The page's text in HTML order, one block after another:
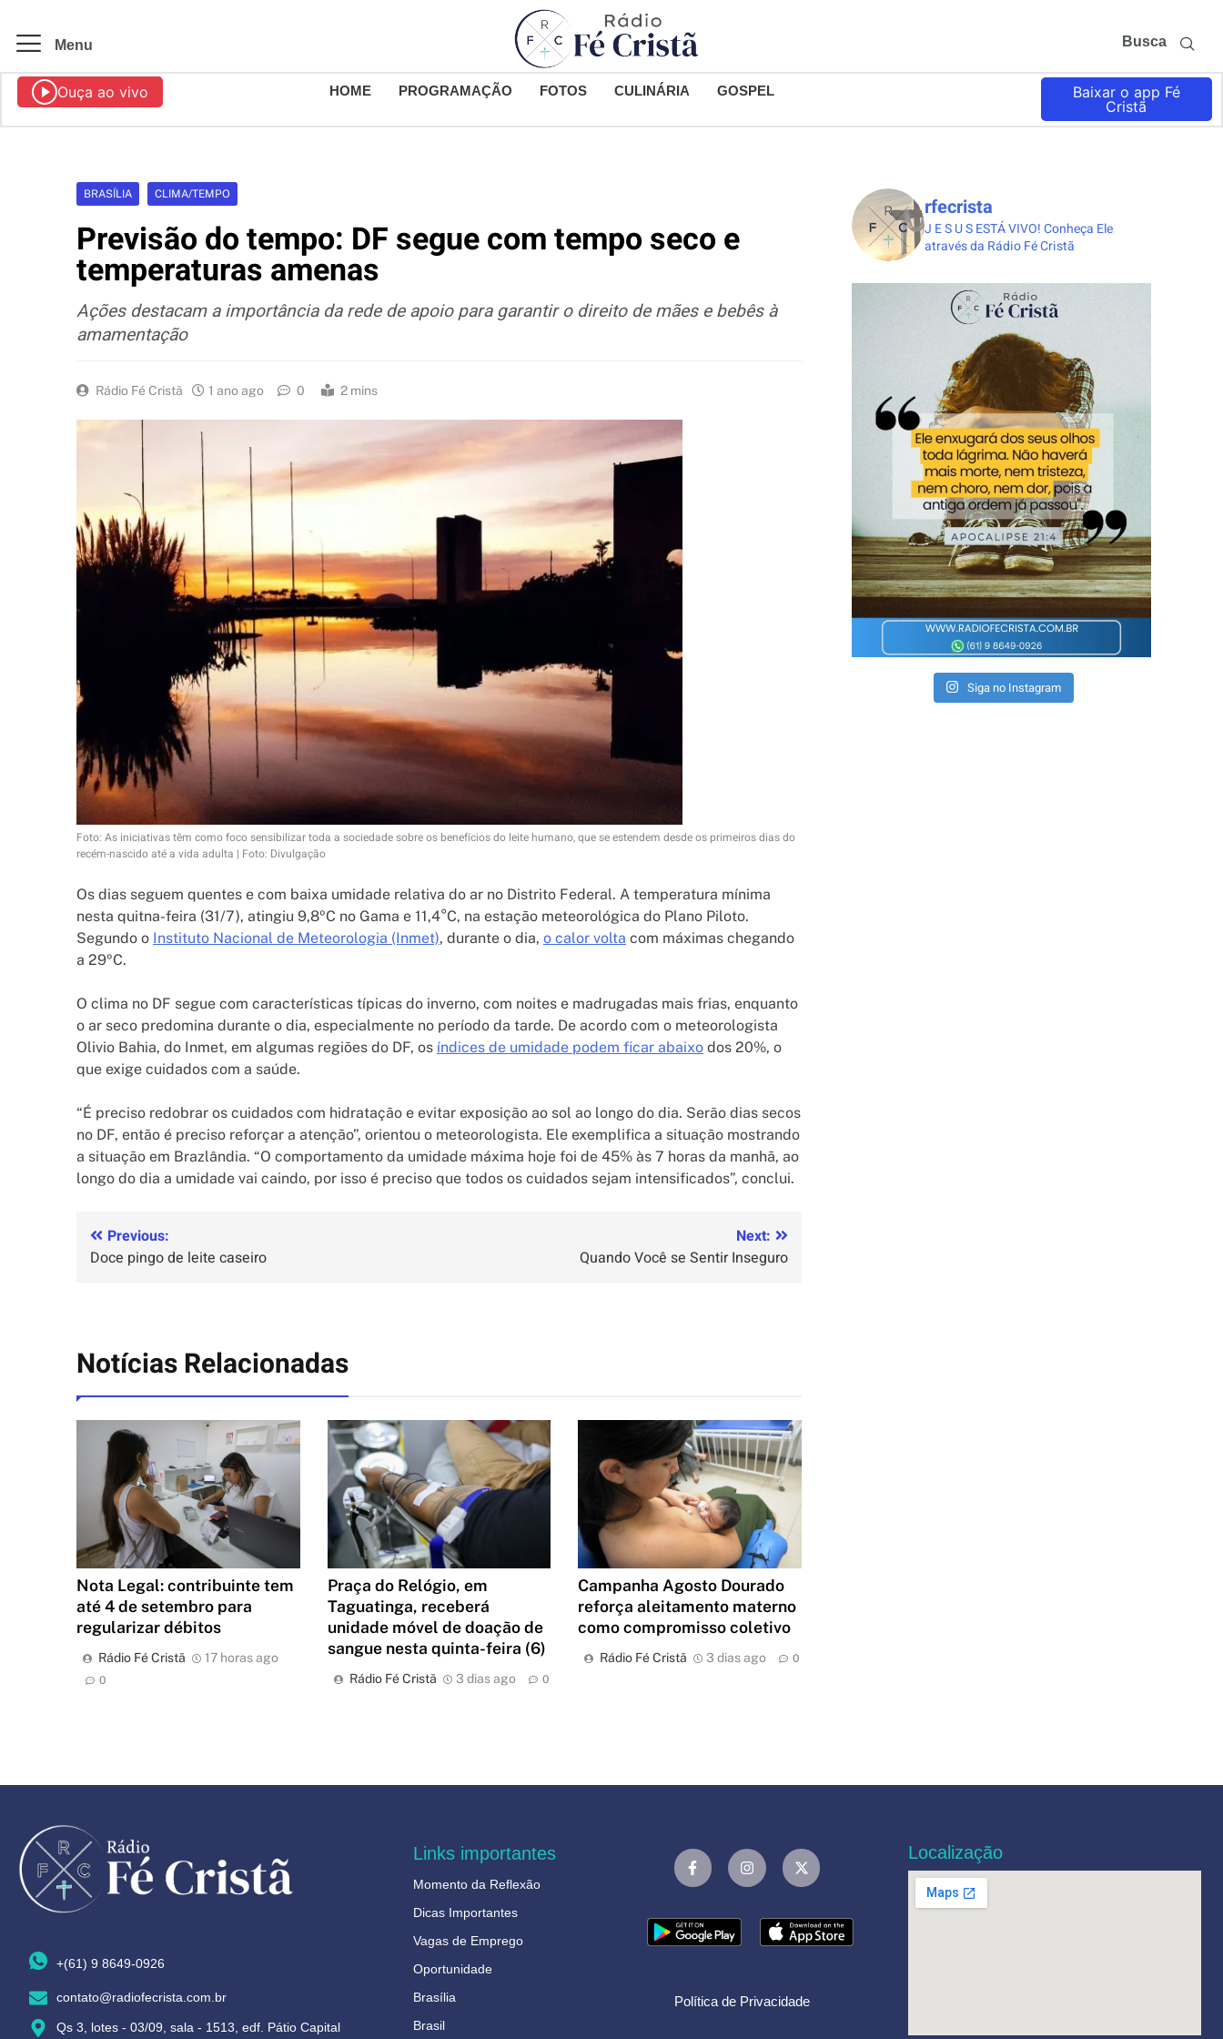
Menu Busca
Ouça ao vivo HOME PROGRAMAÇÃO FOTOS CULINÁRIA GOSPEL
Baixar o app Fé
Cristã
BRASÍLIA CLIMA/TEMPO
Previsão do tempo: DF segue com tempo seco e
temperaturas amenas
Ações destacam a importância da rede de apoio para garantir o direito de mães e bebês à
amamentação
Rádio Fé Cristã 1 ano ago 0 2 mins
Foto: As iniciativas têm como foco sensibilizar toda a sociedade sobre os benefícios do leite humano, que se estendem desde os primeiros dias do
recém-nascido até a vida adulta | Foto: Divulgação
Os dias seguem quentes e com baixa umidade relativa do ar no Distrito Federal. A temperatura mínima
nesta quitna-feira (31/7), atingiu 9,8ºC no Gama e 11,4°C, na estação meteorológica do Plano Piloto.
Segundo o Instituto Nacional de Meteorologia (Inmet), durante o dia, o calor volta com máximas chegando
a 29ºC.
O clima no DF segue com características típicas do inverno, com noites e madrugadas mais frias, enquanto
o ar seco predomina durante o dia, especialmente no período da tarde. De acordo com o meteorologista
Olivio Bahia, do Inmet, em algumas regiões do DF, os índices de umidade podem ficar abaixo dos 20%, o
que exige cuidados com a saúde.
“É preciso redobrar os cuidados com hidratação e evitar exposição ao sol ao longo do dia. Serão dias secos
no DF, então é preciso reforçar a atenção”, orientou o meteorologista. Ele exemplifica a situação mostrando
a situação em Brazlândia. “O comportamento da umidade máxima hoje foi de 45% às 7 horas da manhã, ao
longo do dia a umidade vai caindo, por isso é preciso que todos os cuidados sejam intensificados”, conclui.
Previous:
Doce pingo de leite caseiro
Next:
Quando Você se Sentir Inseguro
Notícias Relacionadas
Nota Legal: contribuinte tem
até 4 de setembro para
regularizar débitos
Rádio Fé Cristã 17 horas ago
0
Praça do Relógio, em
Taguatinga, receberá
unidade móvel de doação de
sangue nesta quinta-feira (6)
Rádio Fé Cristã 3 dias ago 0
Campanha Agosto Dourado
reforça aleitamento materno
como compromisso coletivo
Rádio Fé Cristã 3 dias ago 0
rfecrista
J E S U S ESTÁ VIVO!Conheça Ele
através da Rádio Fé Cristã
Siga no Instagram
+(61) 9 8649-0926
contato@radiofecrista.com.br
Qs 3, lotes - 03/09, sala - 1513, edf. Pátio Capital
Links importantes
Momento da Reflexão
Dicas Importantes
Vagas de Emprego
Oportunidade
Brasília
Brasil
Política de Privacidade
Localização